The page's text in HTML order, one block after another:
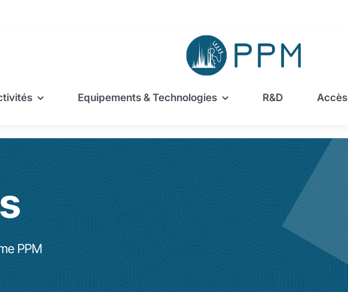
Equipements & Technologies R&D Accès
PPM